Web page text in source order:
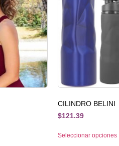
CILINDRO BELINI
$121.39
Seleccionar opciones